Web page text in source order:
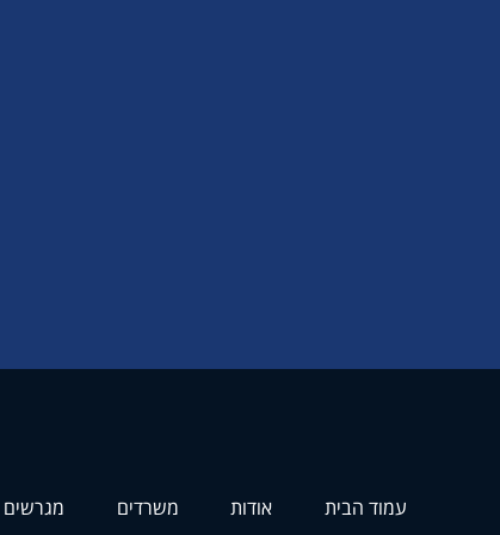
עמוד הבית אודות משרדים מגרשים